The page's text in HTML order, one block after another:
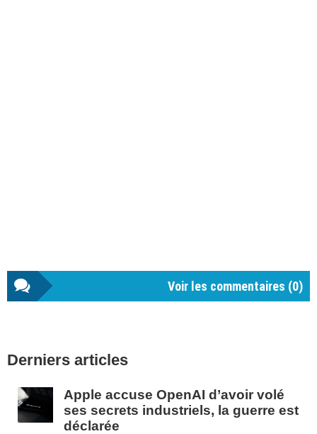
Voir les commentaires (0)
latérale
Derniers articles
Apple accuse OpenAI d’avoir volé
ses secrets industriels, la guerre est
déclarée